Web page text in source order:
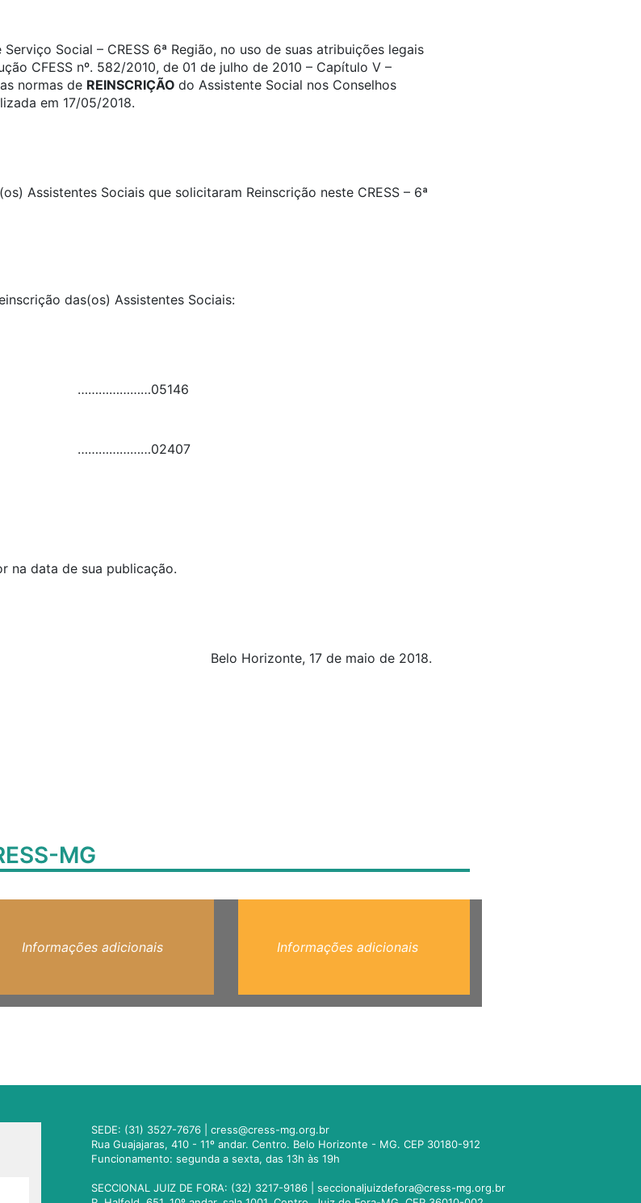
Social – CRESS 6ª Região, no uso de suas atribuições legais
CFESS nº. 582/2010, de 01 de julho de 2010 – Capítulo V –
normas de REINSCRIÇÃO do Assistente Social nos Conselhos
em 17/05/2018.
Assistentes Sociais que solicitaram Reinscrição neste CRESS – 6ª
das(os) Assistentes Sociais:
…………………05146
…………………02407
na data de sua publicação.
Belo Horizonte, 17 de maio de 2018.
MG
Informações adicionais Informações adicionais
SEDE: (31) 3527-7676 |cress@cress-mg.org.br
Rua Guajajaras, 410 - 11º andar. Centro. Belo Horizonte - MG. CEP 30180-912
Funcionamento: segunda a sexta, das 13h às 19h
SECCIONAL JUIZ DE FORA: (32) 3217-9186 |seccionaljuizdefora@cress-mg.org.br